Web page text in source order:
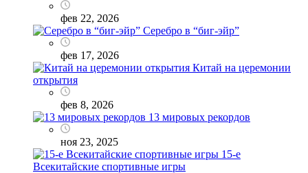
фев 22, 2026
Серебро в “биг-эйр”
фев 17, 2026
Китай на церемонии
открытия
фев 8, 2026
13 мировых рекордов
ноя 23, 2025
15-е
Всекитайские спортивные игры